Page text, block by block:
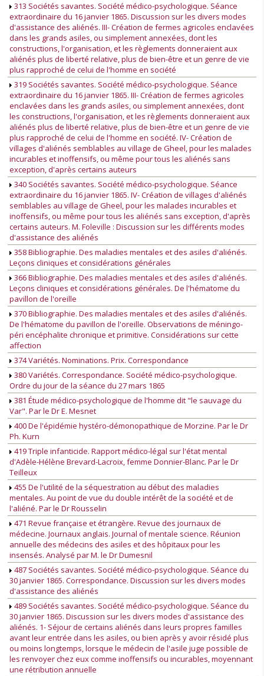
313 Sociétés savantes. Société médico-psychologique. Séance
extraordinaire du 16 janvier 1865. Discussion sur les divers modes
d'assistance des aliénés. III- Création de fermes agricoles enclavées
dans les grands asiles, ou simplement annexées, dont les
constructions, l'organisation, et les règlements donneraient aux
aliénés plus de liberté relative, plus de bien-être et un genre de vie
plus rapproché de celui de l'homme en société
319 Sociétés savantes. Société médico-psychologique. Séance
extraordinaire du 16 janvier 1865. III- Création de fermes agricoles
enclavées dans les grands asiles, ou simplement annexées, dont
les constructions, l'organisation, et les règlements donneraient aux
aliénés plus de liberté relative, plus de bien-être et un genre de vie
plus rapproché de celui de l'homme en société. IV- Création de
villages d'aliénés semblables au village de Gheel, pour les malades
incurables et inoffensifs, ou même pour tous les aliénés sans
exception, d'après certains auteurs
340 Sociétés savantes. Société médico-psychologique. Séance
extraordinaire du 16 janvier 1865. IV- Création de villages d'aliénés
semblables au village de Gheel, pour les malades incurables et
inoffensifs, ou même pour tous les aliénés sans exception, d'après
certains auteurs. M. Foleville : Discussion sur les différents modes
d'assistance des aliénés
358 Bibliographie. Des maladies mentales et des asiles d'aliénés.
Leçons cliniques et considérations générales
366 Bibliographie. Des maladies mentales et des asiles d'aliénés.
Leçons cliniques et considérations générales. De l'hématome du
pavillon de l'oreille
370 Bibliographie. Des maladies mentales et des asiles d'aliénés.
De l'hématome du pavillon de l'oreille. Observations de méningo-
péri encéphalite chronique et primitive. Considérations sur cette
affection
374 Variétés. Nominations. Prix. Correspondance
380 Variétés. Correspondance. Société médico-psychologique.
Ordre du jour de la séance du 27 mars 1865
381 Étude médico-psychologique de l'homme dit "le sauvage du
Var". Par le Dr E. Mesnet
400 De l'épidémie hystéro-démonopathique de Morzine. Par le Dr
Ph. Kurn
419 Triple infanticide. Rapport médico-légal sur l'état mental
d'Adèle-Hélène Brevard-Lacroix, femme Donnier-Blanc. Par le Dr
Teilleux
455 De l'utilité de la séquestration au début des maladies
mentales. Au point de vue du double intérêt de la société et de
l'aliéné. Par le Dr Rousselin
471 Revue française et étrangère. Revue des journaux de
médecine. Journaux anglais. Journal of mentale science. Réunion
annuelle des médecins des asiles et des hôpitaux pour les
insensés. Analysé par M. le Dr Dumesnil
487 Sociétés savantes. Société médico-psychologique. Séance du
30 janvier 1865. Correspondance. Discussion sur les divers modes
d'assistance des aliénés
489 Sociétés savantes. Société médico-psychologique. Séance du
30 janvier 1865. Discussion sur les divers modes d'assistance des
aliénés. 1- Séjour de certains aliénés dans leurs propres familles
avant leur entrée dans les asiles, ou bien après y avoir résidé plus
ou moins longtemps, lorsque le médecin de l'asile juge possible de
les renvoyer chez eux comme inoffensifs ou incurables, moyennant
une rétribution annuelle